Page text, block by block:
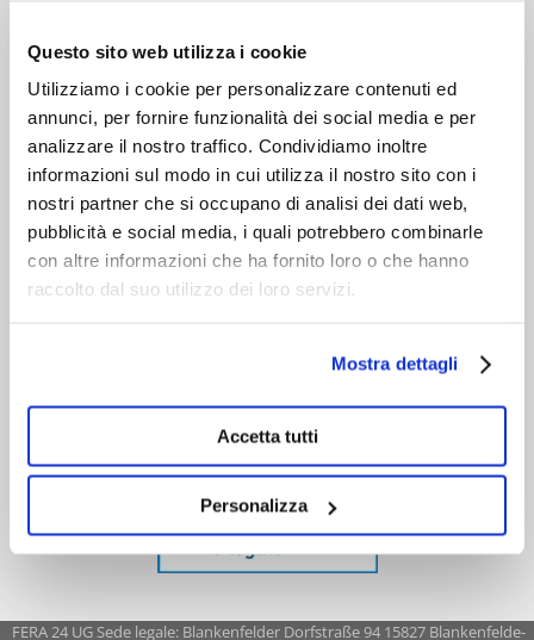
Questo sito web utilizza i cookie
Utilizziamo i cookie per personalizzare contenuti ed
annunci, per fornire funzionalità dei social media e per
analizzare il nostro traffico. Condividiamo inoltre
informazioni sul modo in cui utilizza il nostro sito con i
nostri partner che si occupano di analisi dei dati web,
pubblicità e social media, i quali potrebbero combinarle
con altre informazioni che ha fornito loro o che hanno
raccolto dal suo utilizzo dei loro servizi.
Mostra dettagli
Accetta tutti
Personalizza
VIENI A CONOSCERCI
FERA 24 UG Sede legale: Blankenfelder Dorfstraße 94 15827 Blankenfelde-